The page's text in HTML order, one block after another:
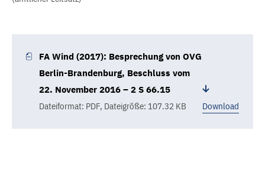
FA Wind (2017): Besprechung von OVG
Berlin-Brandenburg, Beschluss vom
22. November 2016 – 2 S 66.15
Dateiformat: PDF, Dateigröße: 107.32 KB Download